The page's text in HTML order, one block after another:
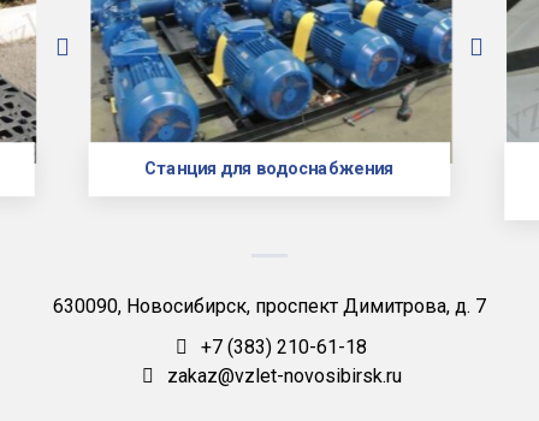
Станция для водоснабжения
630090, Новосибирск, проспект Димитрова, д. 7
+7 (383) 210-61-18
zakaz@vzlet-novosibirsk.ru